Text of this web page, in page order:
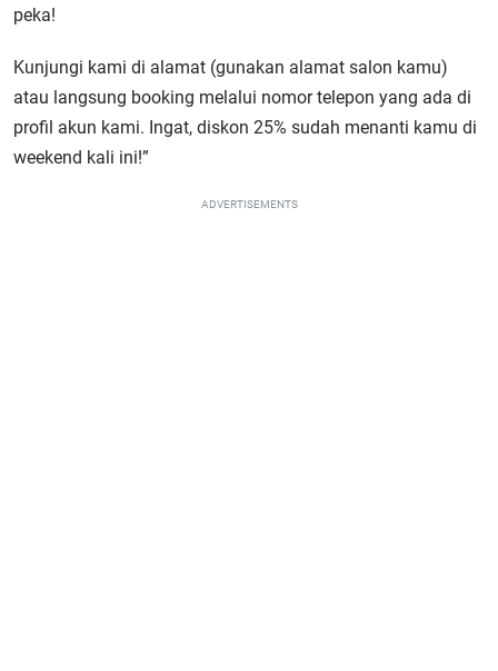
peka!
Kunjungi kami di alamat (gunakan alamat salon kamu)
atau langsung booking melalui nomor telepon yang ada di
profil akun kami. Ingat, diskon 25% sudah menanti kamu di
weekend kali ini!”
ADVERTISEMENTS